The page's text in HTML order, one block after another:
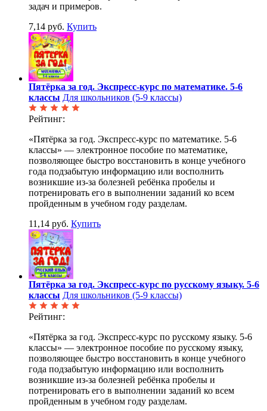
задач и примеров.
7,14 руб. Купить
Пятёрка за год. Экспресс-курс по математике. 5-6
классы Для школьников (5-9 классы)
Рейтинг:
«Пятёрка за год. Экспресс-курс по математике. 5-6
классы» — электронное пособие по математике,
позволяющее быстро восстановить в конце учебного
года подзабытую информацию или восполнить
возникшие из-за болезней ребёнка пробелы и
потренировать его в выполнении заданий ко всем
пройденным в учебном году разделам.
11,14 руб. Купить
Пятёрка за год. Экспресс-курс по русскому языку. 5-6
классы Для школьников (5-9 классы)
Рейтинг:
«Пятёрка за год. Экспресс-курс по русскому языку. 5-6
классы» — электронное пособие по русскому языку,
позволяющее быстро восстановить в конце учебного
года подзабытую информацию или восполнить
возникшие из-за болезней ребёнка пробелы и
потренировать его в выполнении заданий ко всем
пройденным в учебном году разделам.